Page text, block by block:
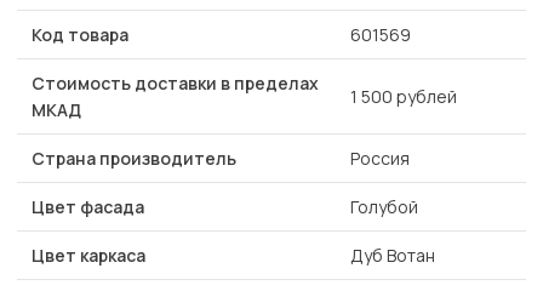
Код товара 601569
Стоимость доставки в пределах
МКАД
1 500 рублей
Страна производитель Россия
Цвет фасада Голубой
Цвет каркаса Дуб Вотан